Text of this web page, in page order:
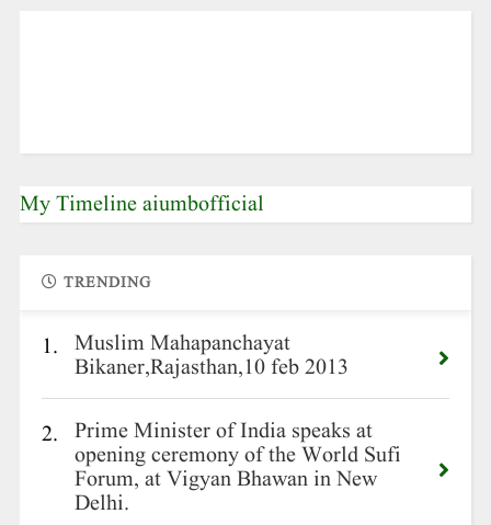
My Timeline aiumbofficial
TRENDING
1. Muslim Mahapanchayat
Bikaner,Rajasthan,10 feb 2013
2. Prime Minister of India speaks at
opening ceremony of the World Sufi
Forum, at Vigyan Bhawan in New
Delhi.